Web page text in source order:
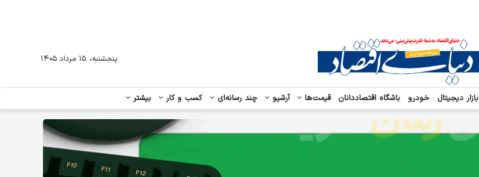
بازار دیجیتال خودرو باشگاه اقتصاددانان قیمت‌ها آرشیو چند رسانه‌ای کسب و کار بیشتر
پنجشنبه، ۱۵ مرداد ۱۴۰۵